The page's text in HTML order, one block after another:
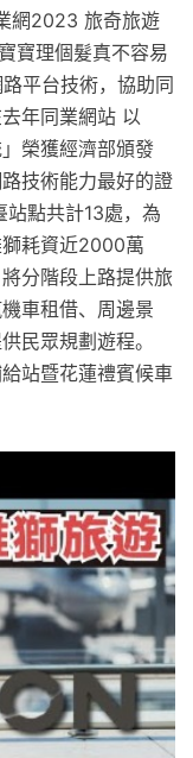
網2023 旅奇旅遊
寶理個髮真不容易
平台技術，協助同
年同業網站 以
榮獲經濟部頒發
技術能力最好的證
點共計13處，為
耗資近2000萬
分階段上路提供旅
車租借、周邊景
民眾規劃遊程。
站暨花蓮禮賓候車